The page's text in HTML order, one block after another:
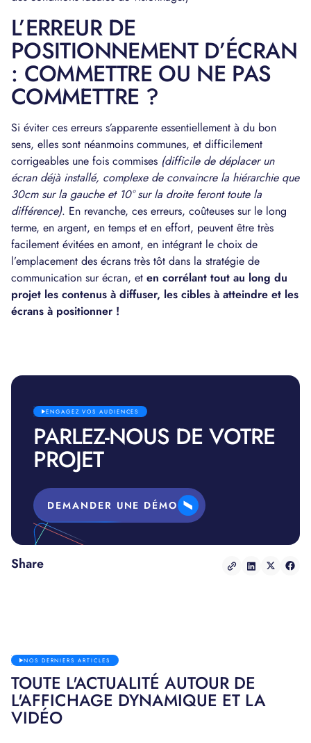
ENGAGEZ VOS AUDIENCES
PARLEZ-NOUS DE VOTRE
PROJET
DEMANDER UNE DÉMO
Share
L’ERREUR DE
POSITIONNEMENT D’ÉCRAN
: COMMETTRE OU NE PAS
COMMETTRE ?
Si éviter ces erreurs s’apparente essentiellement à du bon
sens, elles sont néanmoins communes, et difficilement
corrigeables une fois commises (difficile de déplacer un
écran déjà installé, complexe de convaincre la hiérarchie que
30cm sur la gauche et 10° sur la droite feront toute la
différence). En revanche, ces erreurs, coûteuses sur le long
terme, en argent, en temps et en effort, peuvent être très
facilement évitées en amont, en intégrant le choix de
l’emplacement des écrans très tôt dans la stratégie de
communication sur écran, et en corrélant tout au long du
projet les contenus à diffuser, les cibles à atteindre et les
écrans à positionner !
NOS DERNIERS ARTICLES
TOUTE L'ACTUALITÉ AUTOUR DE
L'AFFICHAGE DYNAMIQUE ET LA
VIDÉO